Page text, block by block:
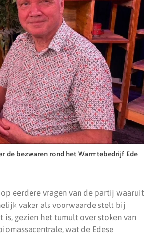
de bezwaren rond het Warmtebedrijf Ede
eerdere vragen van de partij waaruit
vaker als voorwaarde stelt bij
is, gezien het tumult over stoken van
wat de Edese